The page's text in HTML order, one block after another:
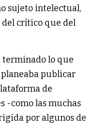
sujeto intelectual,
del crítico que del
terminado lo que
publicar
de
-como las muchas
por algunos de